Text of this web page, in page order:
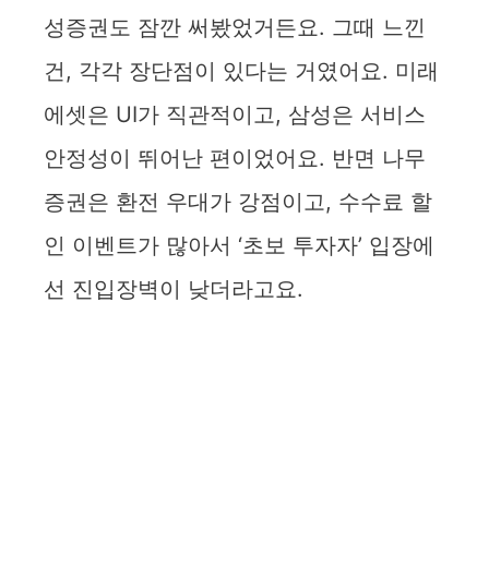
성증권도 잠깐 써봤었거든요. 그때 느낀
건, 각각 장단점이 있다는 거였어요. 미래
에셋은 UI가 직관적이고, 삼성은 서비스
안정성이 뛰어난 편이었어요. 반면 나무
증권은 환전 우대가 강점이고, 수수료 할
인 이벤트가 많아서 ‘초보 투자자’ 입장에
선 진입장벽이 낮더라고요.